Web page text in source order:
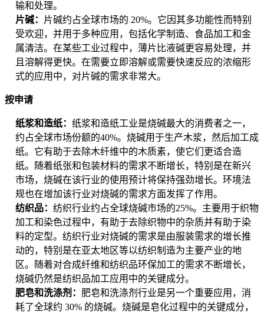
输和处理。
片碱：
片碱约占全球市场的 20%。它因其多功能性而特别
受欢迎，并用于多种应用，包括化学制造、食品加工和金
属清洁。在某些工业过程中，薄片比液碱更容易处理，并
且溶解得更快。在需要立即溶解或需要快速反应的浓缩形
式的应用中，对片碱的需求非常大。
按申请
纸浆和造纸： 纸浆和造纸工业是烧碱最大的消费者之一，
约占全球市场份额的40%。烧碱用于生产木浆，然后加工成
纸。它有助于去除木纤维中的木质素，使它们更适合造
纸。随着纸张和包装材料的需求不断增长，特别是在新兴
市场，烧碱在该行业的使用预计将保持强劲增长。环境法
规也在增加该行业对烧碱的需求方面发挥了作用。
纺织品： 纺织行业约占全球烧碱市场的25%。主要用于织物
加工和染色过程中，有助于去除织物中的杂质并有助于染
料的定型。纺织行业对烧碱的需求是由服装需求的增长推
动的，特别是在亚太地区等以纺织制造为主要产业的地
区。随着对合成纤维和纺织品环保加工的需求不断增长，
烧碱仍然是纺织品加工应用中的关键成分。
肥皂和洗涤剂： 肥皂和洗涤剂行业是另一个重要应用，消
耗了全球约 30% 的烧碱。烧碱是皂化过程中的关键成分，